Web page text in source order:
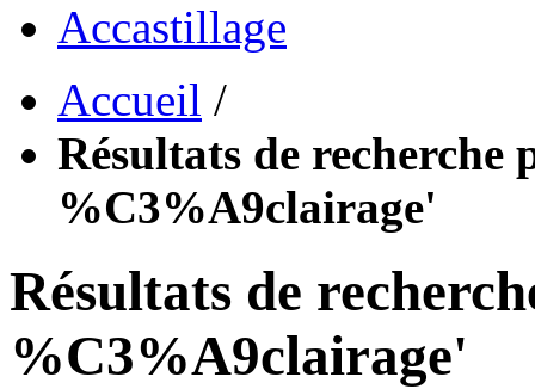
Accastillage
Accueil /
Résultats de recherche
%C3%A9clairage'
Résultats de
%C3%A9clairage'